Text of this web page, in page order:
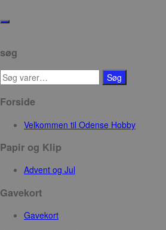
Toggle
søg
Søg
efter:
Søg
Forside
Velkommen til Odense Hobby
Papir og Klip
Advent og Jul
Gavekort
Gavekort